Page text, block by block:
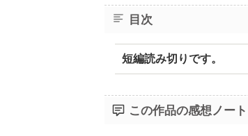
目次
短編読み切りです。
この作品の感想ノート